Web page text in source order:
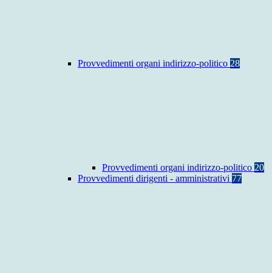
Provvedimenti organi indirizzo-politico 28
Provvedimenti organi indirizzo-politico 20
Provvedimenti dirigenti - amministrativi 77